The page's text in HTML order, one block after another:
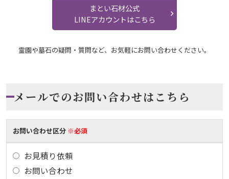
まとい石材公式
LINEアカウントはこちら
霊園や墓石の疑問・質問など、お気軽にお問い合わせください。
メールでのお問い合わせはこちら
お問い合わせ区分 ※必須
お見積り依頼
お問い合わせ